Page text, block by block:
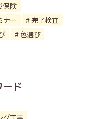
保険
ナー
完了検査
色選び
ド
グ工事